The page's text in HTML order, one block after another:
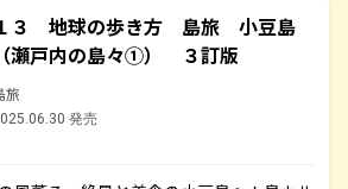
３ 地球の歩き方 島旅 小豆島
（瀬戸内の島々①） ３訂版
旅
発売